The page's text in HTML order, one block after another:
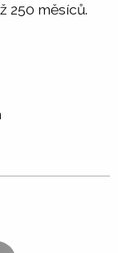
250 měsíců.